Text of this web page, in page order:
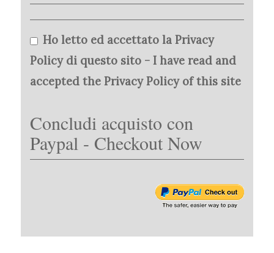
Ho letto ed accettato la Privacy
Policy di questo sito - I have read and
accepted the Privacy Policy of this site
Concludi acquisto con
Paypal - Checkout Now